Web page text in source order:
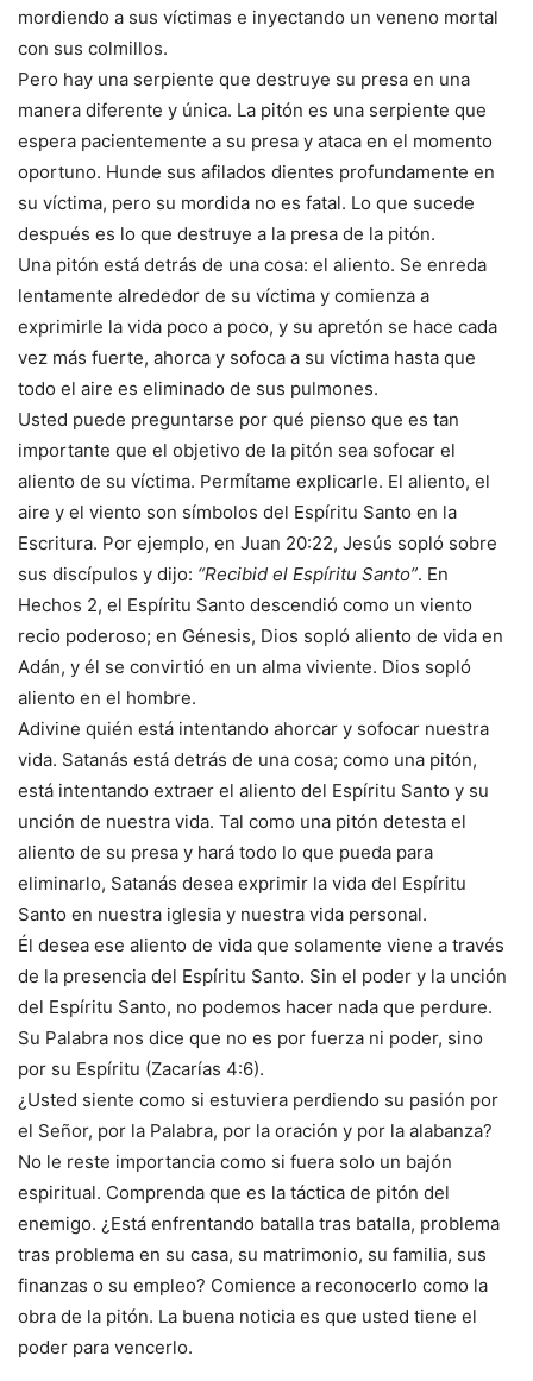
mordiendo a sus víctimas e inyectando un veneno mortal
con sus colmillos.
Pero hay una serpiente que destruye su presa en una
manera diferente y única. La pitón es una serpiente que
espera pacientemente a su presa y ataca en el momento
oportuno. Hunde sus afilados dientes profundamente en
su víctima, pero su mordida no es fatal. Lo que sucede
después es lo que destruye a la presa de la pitón.
Una pitón está detrás de una cosa: el aliento. Se enreda
lentamente alrededor de su víctima y comienza a
exprimirle la vida poco a poco, y su apretón se hace cada
vez más fuerte, ahorca y sofoca a su víctima hasta que
todo el aire es eliminado de sus pulmones.
Usted puede preguntarse por qué pienso que es tan
importante que el objetivo de la pitón sea sofocar el
aliento de su víctima. Permítame explicarle. El aliento, el
aire y el viento son símbolos del Espíritu Santo en la
Escritura. Por ejemplo, en Juan 20:22, Jesús sopló sobre
sus discípulos y dijo: “Recibid el Espíritu Santo”. En
Hechos 2, el Espíritu Santo descendió como un viento
recio poderoso; en Génesis, Dios sopló aliento de vida en
Adán, y él se convirtió en un alma viviente. Dios sopló
aliento en el hombre.
Adivine quién está intentando ahorcar y sofocar nuestra
vida. Satanás está detrás de una cosa; como una pitón,
está intentando extraer el aliento del Espíritu Santo y su
unción de nuestra vida. Tal como una pitón detesta el
aliento de su presa y hará todo lo que pueda para
eliminarlo, Satanás desea exprimir la vida del Espíritu
Santo en nuestra iglesia y nuestra vida personal.
Él desea ese aliento de vida que solamente viene a través
de la presencia del Espíritu Santo. Sin el poder y la unción
del Espíritu Santo, no podemos hacer nada que perdure.
Su Palabra nos dice que no es por fuerza ni poder, sino
por su Espíritu (Zacarías 4:6).
¿Usted siente como si estuviera perdiendo su pasión por
el Señor, por la Palabra, por la oración y por la alabanza?
No le reste importancia como si fuera solo un bajón
espiritual. Comprenda que es la táctica de pitón del
enemigo. ¿Está enfrentando batalla tras batalla, problema
tras problema en su casa, su matrimonio, su familia, sus
finanzas o su empleo? Comience a reconocerlo como la
obra de la pitón. La buena noticia es que usted tiene el
poder para vencerlo.